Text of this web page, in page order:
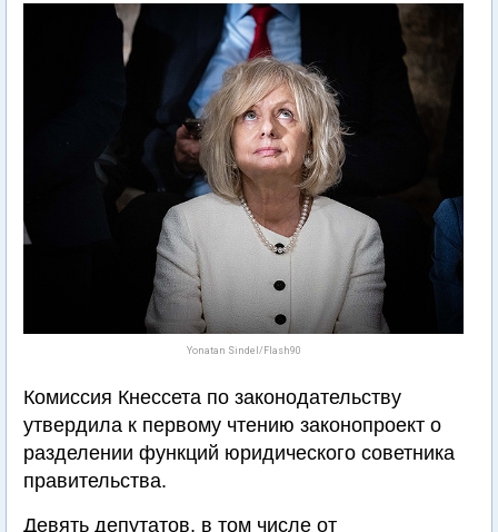
Yonatan Sindel/Flash90
Комиссия Кнессета по законодательству
утвердила к первому чтению законопроект о
разделении функций юридического советника
правительства.
Девять депутатов, в том числе от